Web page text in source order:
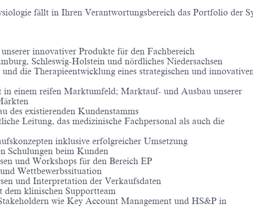
fällt in Ihren Verantwortungsbereich das Portfolio der
innovativer Produkte für den Fachbereich
Schleswig-Holstein und nördliches Niedersachsen
die Therapieentwicklung eines strategischen und
einem reifen Marktumfeld; Marktauf- und Ausbau unserer
des existierenden Kundenstamms
Leitung, das medizinische Fachpersonal als auch die
inklusive erfolgreicher Umsetzung
Schulungen beim Kunden
und Workshops für den Bereich EP
Wettbewerbssituation
und Interpretation der Verkaufsdaten
dem klinischen Supportteam
wie Key Account Management und HS&P in